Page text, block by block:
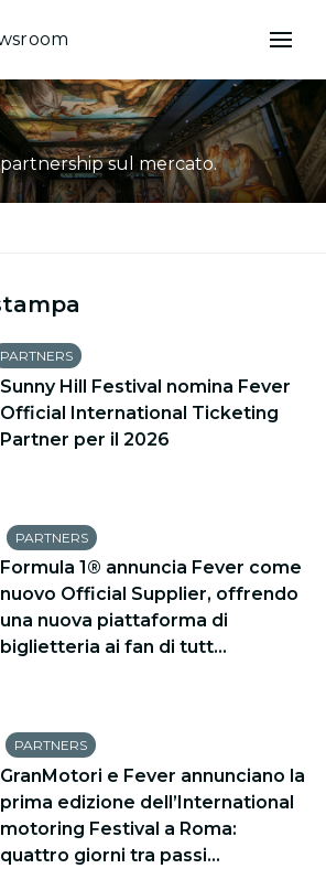
sul mercato.
PARTNERS
Sunny Hill Festival nomina Fever
Official International Ticketing
Partner per il 2026
PARTNERS
Formula 1® annuncia Fever come
nuovo Official Supplier, offrendo
una nuova piattaforma di
biglietteria ai fan di tutt...
PARTNERS
GranMotori e Fever annunciano la
prima edizione dell’International
motoring Festival a Roma:
quattro giorni tra passi...